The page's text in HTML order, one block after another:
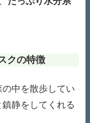
クの特徴
中を散歩してい
静をしてくれる